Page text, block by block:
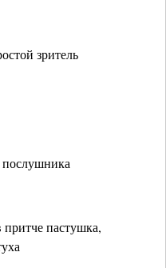
зритель
пастушка,